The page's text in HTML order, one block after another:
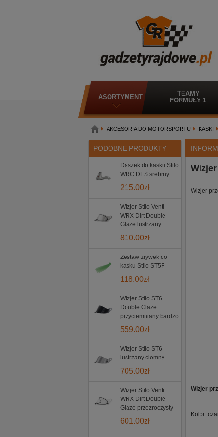
ASORTYMENT
TEAMY
FORMUŁY 1
AKCESORIA DO MOTORSPORTU KASKI
PODOBNE PRODUKTY
Daszek do kasku Stilo
WRC DES srebrny
215.00zł
Wizjer Stilo Venti
WRX Dirt Double
Glaze lustrzany
810.00zł
Zestaw zrywek do
kasku Stilo ST5F
118.00zł
Wizjer Stilo ST6
Double Glaze
przyciemniany bardzo
559.00zł
Wizjer Stilo ST6
lustrzany ciemny
705.00zł
Wizjer Stilo Venti
WRX Dirt Double
Glaze przezroczysty
601.00zł
Wizjer
Wizjer
Kolor: